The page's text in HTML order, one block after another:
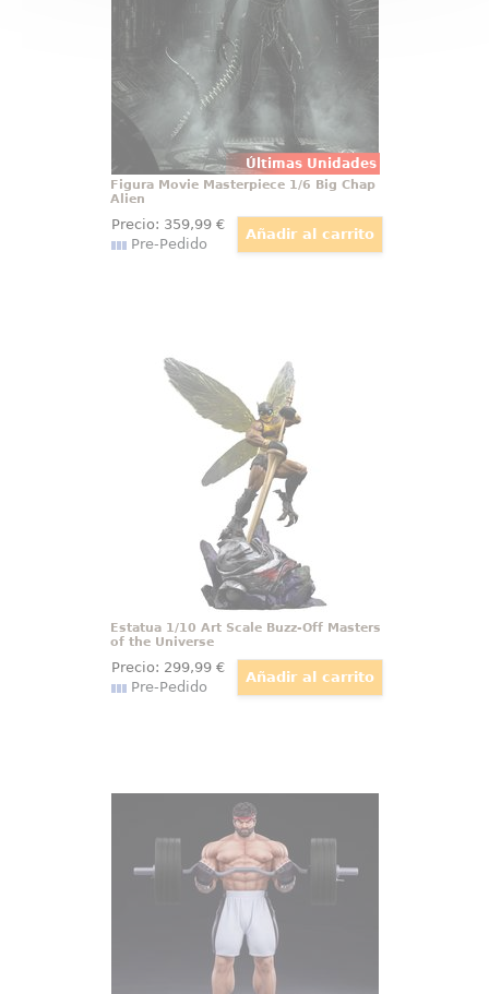
Últimas Unidades
de Hot Toys / Sideshow recrea al
xenomorfo clásico con una
ingeniería y un acabado que
impresiona en mano
Figura Movie Masterpiece 1/6 Big Chap
Alien
Precio: 359,99€
Pre-Pedido
Estatua 1/10 Art Scale Buzz-Off
Masters of the Universe
Las alas parecen cortar el aire
justo antes del impacto: esta
estatua Buzz-Off 1/10 convierte al
guerrero alado de Eternia en una
presencia imposible de ignorar.
Su pose elevada, la lanza en
tensión y la base rocosa crean
una escena con fuerza
Estatua 1/10 Art Scale Buzz-Off Masters
of the Universe
Precio: 299,99€
Pre-Pedido
Estatua Premier Series 1/4 Ryu
Battle Edition: Powerlifting Street
Con una altura imponente de 53
cm, la Estatua Premier Series 1/4
de Ryu Battle Edition captura la
esencia del guerrero de Street
Fighter en plena acción. Esta
pieza, meticulosamente esculpida